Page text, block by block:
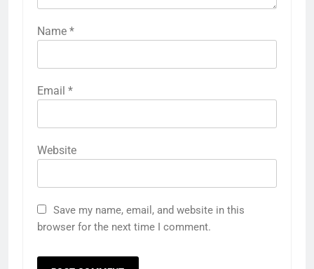
Name *
Email *
Website
Save my name, email, and website in this
browser for the next time I comment.